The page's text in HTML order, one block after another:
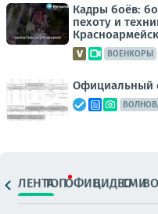
Кадры боёв:
пехоту и
ВОЕНКОРЫ
Официальный
ЛЕНТАТОПОФИЦ.ВИДЕОСМИ